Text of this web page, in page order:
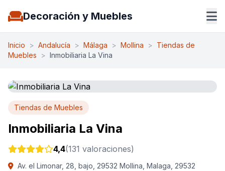
Decoración y Muebles
Inicio > Andalucía > Málaga > Mollina > Tiendas de
Muebles
> Inmobiliaria La Vina
Tiendas de Muebles
Inmobiliaria La Vina
4,4(131 valoraciones)
Av. el Limonar, 28, bajo, 29532 Mollina, Malaga, 29532